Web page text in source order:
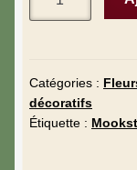
Catégories :
décoratifs
Étiquette :